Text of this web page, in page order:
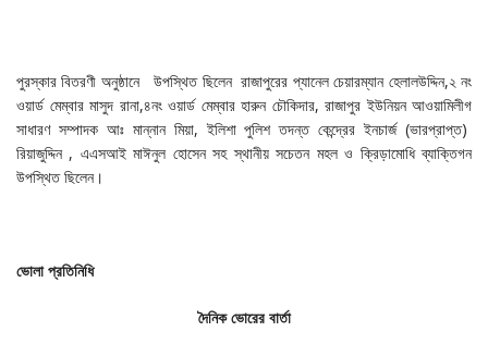
পুরস্কার বিতরণী অনুষ্ঠানে উপস্থিত ছিলেন রাজাপুরের প্যানেল চেয়ারম্যান হেলালউদ্দিন,২ নং
ওয়ার্ড মেম্বার মাসুদ রানা,৪নং ওয়ার্ড মেম্বার হারুন চৌকিদার, রাজাপুর ইউনিয়ন আওয়ামিলীগ
সাধারণ সম্পাদক আঃ মান্নান মিয়া, ইলিশা পুলিশ তদন্ত কেন্দ্রের ইনচার্জ (ভারপ্রাপ্ত)
রিয়াজুদ্দিন , এএসআই মাঈনুল হোসেন সহ স্থানীয় সচেতন মহল ও ক্রিড়ামোধি ব্যাক্তিগন
উপস্থিত ছিলেন।
ভোলাপ্রতিনিধি
দৈনিক ভোরের বার্তা